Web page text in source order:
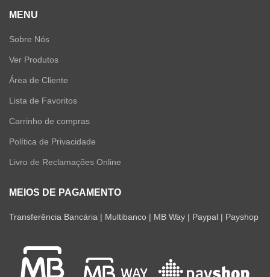
MENU
Sobre Nós
Ver Produtos
Área de Cliente
Lista de Favoritos
Carrinho de compras
Política de Privacidade
Livro de Reclamações Online
MEIOS DE PAGAMENTO
Transferência Bancária | Multibanco | MB Way | Paypal | Payshop